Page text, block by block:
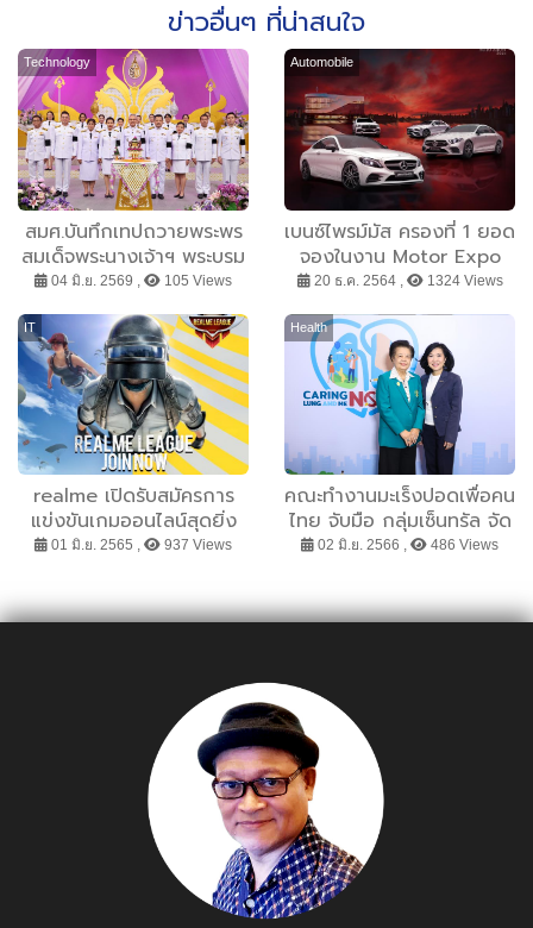
ข่าวอื่นๆ ที่น่าสนใจ
Technology
สมศ.บันทึกเทปถวายพระพร
สมเด็จพระนางเจ้าฯ พระบรม
ราชินี
04 มิ.ย. 2569 , 105 Views
Automobile
เบนซ์ไพรม์มัส ครองที่ 1 ยอด
จองในงาน Motor Expo
2021เดินหน้ามอบความสุข
Offers
20 ธ.ค. 2564 , 1324 Views
IT
realme เปิดรับสมัครการ
แข่งขันเกมออนไลน์สุดยิ่ง
ใหญ่ REALME LEAGUE:
Tournament เฟ้นหา 6 ทีม
01 มิ.ย. 2565 , 937 Views
Health
คณะทำงานมะเร็งปอดเพื่อคน
ไทย จับมือ กลุ่มเซ็นทรัล จัด
กิจกรรม Caring Lung
ดูแลสุขภาพปอด เนื่องในวัน
02 มิ.ย. 2566 , 486 Views